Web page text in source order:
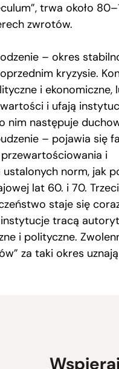
trwa około
zwrotów.
– okres
kryzysie.
i ekonomiczne,
i ufają
nim następuje
– pojawia się
i
norm, jak
lat 60. i 70.
staje się
tracą
i polityczne.
za taki okres
Wspieraj